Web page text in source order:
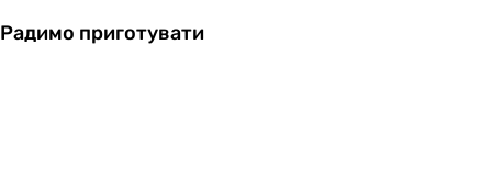
Радимо приготувати